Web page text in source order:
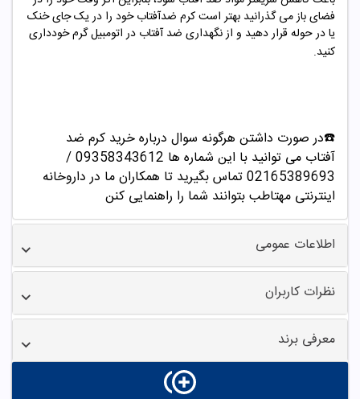
فضای باز می گذرانید بهتر است کرم ضدآفتاب خود را در یک جای خنک
یا در حوله قرار دهید و از نگهداری ضد آفتاب در اتومبیل گرم خودداری
کنید.
☎️در صورت داشتن هرگونه سوال درباره خرید کرم ضد
آفتاب
می توانید با این شماره ها 09358343612 /
02165389693 تماس بگیرید تا همکاران ما در داروخانه
اینترنتی مهتاطب بتوانند شما را راهنمایی کنن
اطلاعات عمومی
نظرات کاربران
معرفی برند